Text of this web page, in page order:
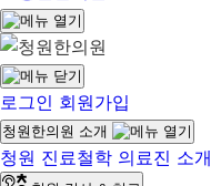
로그인 회원가입
청원한의원 소개
청원 진료철학 의료진 소개